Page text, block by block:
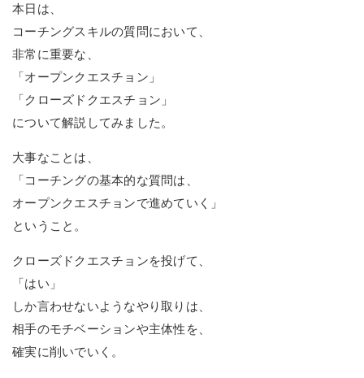
本日は、
コーチングスキルの質問において、
非常に重要な、
「オープンクエスチョン」
「クローズドクエスチョン」
について解説してみました。
大事なことは、
「コーチングの基本的な質問は、
オープンクエスチョンで進めていく」
ということ。
クローズドクエスチョンを投げて、
「はい」
しか言わせないようなやり取りは、
相手のモチベーションや主体性を、
確実に削いでいく。